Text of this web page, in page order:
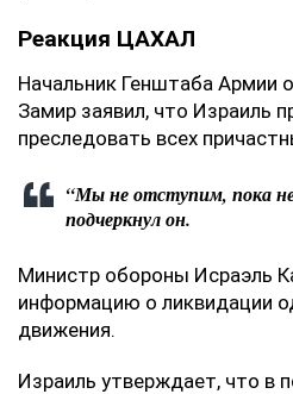
Реакция ЦАХАЛ
Начальник Генштаба Армии
Замир заявил, что Израиль
преследовать всех
“Мы не отступим, пока не
подчеркнул он.
Министр обороны Исраэль
информацию о ликвидации
движения.
Израиль утверждает, что в